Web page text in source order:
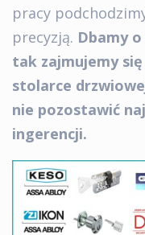
pracy
precyzją. Dbamy
tak zajmujemy
stolarce
nie pozostawić
ingerencji.